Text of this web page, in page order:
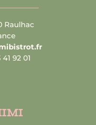
Raulhac
92 01